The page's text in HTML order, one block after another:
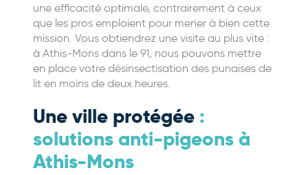
une efficacité optimale, contrairement à ceux
que les pros emploient pour mener à bien cette
mission. Vous obtiendrez une visite au plus vite :
à Athis-Mons dans le 91, nous pouvons mettre
en place votre désinsectisation des punaises de
lit en moins de deux heures.
Une ville protégée :
solutions anti-pigeons à
Athis-Mons